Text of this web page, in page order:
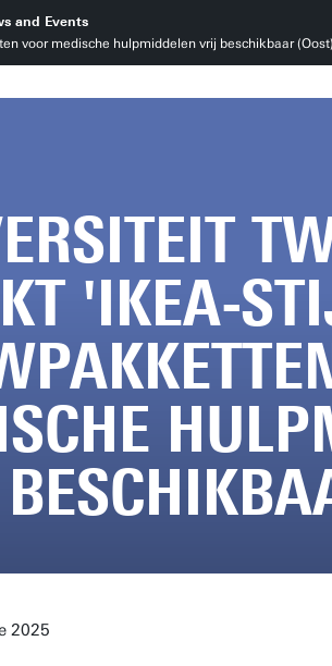
and Events
voor medische hulpmiddelen vrij beschikbaar (Oost)
'IKEA-
2025